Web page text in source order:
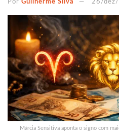
Por Guilherme Silva 26/
Márcia Sensitiva aponta o signo com